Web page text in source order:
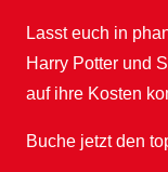
Lasst euch in
Harry Potter und
auf ihre Kosten
Buche jetzt den